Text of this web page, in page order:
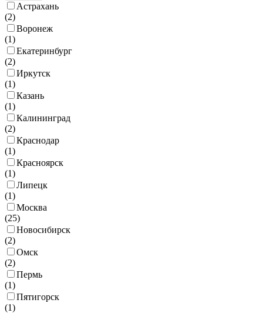
Астрахань
(2)
Воронеж
(1)
Екатеринбург
(2)
Иркутск
(1)
Казань
(1)
Калининград
(2)
Краснодар
(1)
Красноярск
(1)
Липецк
(1)
Москва
(25)
Новосибирск
(2)
Омск
(2)
Пермь
(1)
Пятигорск
(1)